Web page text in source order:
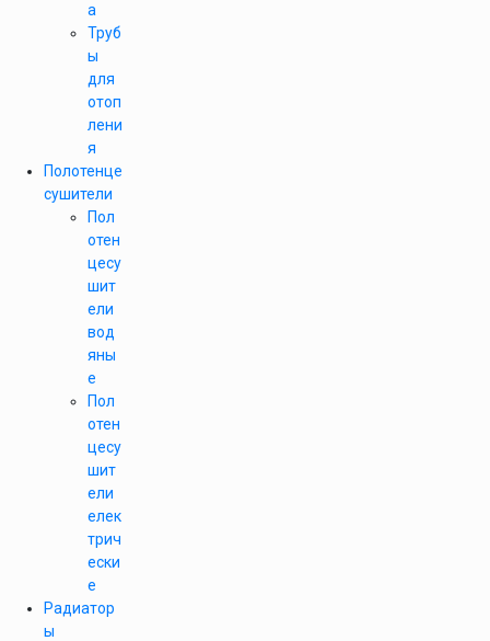
а
Труб
ы
для
отоп
лени
я
Полотенце
сушители
Пол
отен
цесу
шит
ели
вод
яны
е
Пол
отен
цесу
шит
ели
елек
трич
ески
е
Радиатор
ы